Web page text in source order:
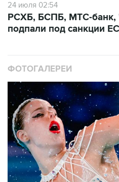
24 июля 02:54
РСХБ, БСПБ, МТС-банк,
подпали под санкции ЕС
ФОТОГАЛЕРЕИ